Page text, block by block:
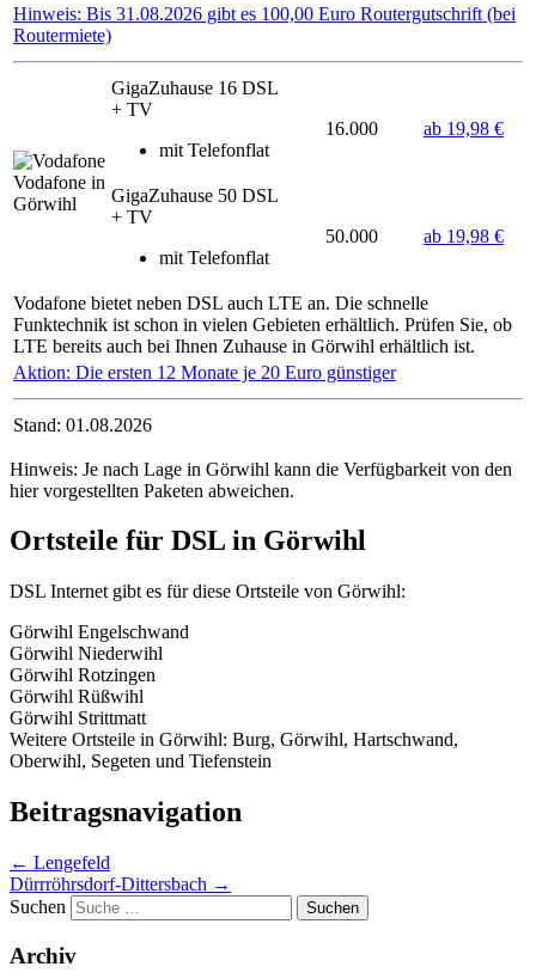
Hinweis: Bis 31.08.2026 gibt es 100,00 Euro Routergutschrift (bei
Routermiete)
Vodafone in
Görwihl
GigaZuhause 16 DSL
+ TV
mit Telefonflat
16.000 ab 19,98 €
GigaZuhause 50 DSL
+ TV
mit Telefonflat
50.000 ab 19,98 €
Vodafone bietet neben DSL auch LTE an. Die schnelle
Funktechnik ist schon in vielen Gebieten erhältlich. Prüfen Sie, ob
LTE bereits auch bei Ihnen Zuhause in Görwihl erhältlich ist.
Aktion: Die ersten 12 Monate je 20 Euro günstiger
Stand: 01.08.2026
Hinweis: Je nach Lage in Görwihl kann die Verfügbarkeit von den
hier vorgestellten Paketen abweichen.
Ortsteile für DSL in Görwihl
DSL Internet gibt es für diese Ortsteile von Görwihl:
Görwihl Engelschwand
Görwihl Niederwihl
Görwihl Rotzingen
Görwihl Rüßwihl
Görwihl Strittmatt
Weitere Ortsteile in Görwihl: Burg, Görwihl, Hartschwand,
Oberwihl, Segeten und Tiefenstein
Beitragsnavigation
← Lengefeld
Dürrröhrsdorf-Dittersbach →
Suchen
Archiv